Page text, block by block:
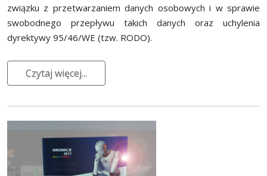
związku z przetwarzaniem danych osobowych i w sprawie
swobodnego przepływu takich danych oraz uchylenia
dyrektywy 95/46/WE (tzw. RODO).
Czytaj więcej...